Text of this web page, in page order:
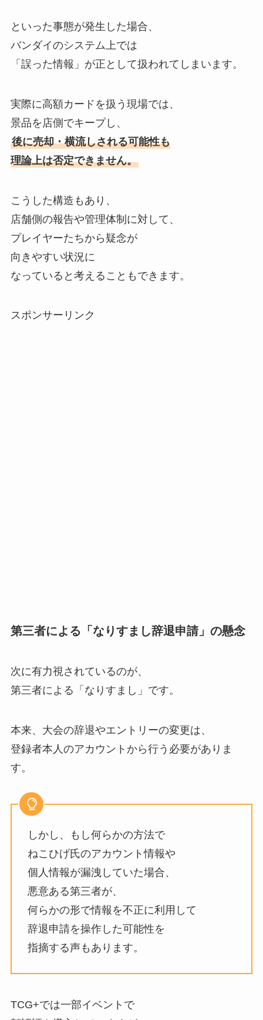
といった事態が発生した場合、
バンダイのシステム上では
「誤った情報」が正として扱われてしまいます。
実際に高額カードを扱う現場では、
景品を店側でキープし、
後に売却・横流しされる可能性も
理論上は否定できません。
こうした構造もあり、
店舗側の報告や管理体制に対して、
プレイヤーたちから疑念が
向きやすい状況に
なっていると考えることもできます。
スポンサーリンク
第三者による「なりすまし辞退申請」の懸念
次に有力視されているのが、
第三者による「なりすまし」です。
本来、大会の辞退やエントリーの変更は、
登録者本人のアカウントから行う必要がありま
す。
しかし、もし何らかの方法で
ねこひげ氏のアカウント情報や
個人情報が漏洩していた場合、
悪意ある第三者が、
何らかの形で情報を不正に利用して
辞退申請を操作した可能性を
指摘する声もあります。
TCG+では一部イベントで